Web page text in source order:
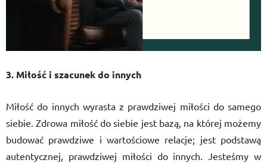
3. Miłość i szacunek do innych
Miłość do innych wyrasta z prawdziwej miłości do samego
siebie. Zdrowa miłość do siebie jest bazą, na której możemy
budować prawdziwe i wartościowe relacje; jest podstawą
autentycznej, prawdziwej miłości do innych. Jesteśmy w